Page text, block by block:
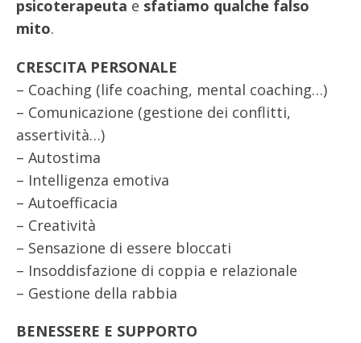
psicoterapeuta e sfatiamo qualche falso
mito.
CRESCITA PERSONALE
– Coaching (life coaching, mental coaching…)
– Comunicazione (gestione dei conflitti,
assertività…)
– Autostima
– Intelligenza emotiva
– Autoefficacia
– Creatività
– Sensazione di essere bloccati
– Insoddisfazione di coppia e relazionale
– Gestione della rabbia
BENESSERE E SUPPORTO